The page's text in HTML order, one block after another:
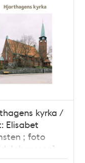
kyrka /
Elisabet
; foto
Johansson]